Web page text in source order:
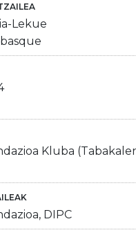
Lekue
Kluba
DIPC